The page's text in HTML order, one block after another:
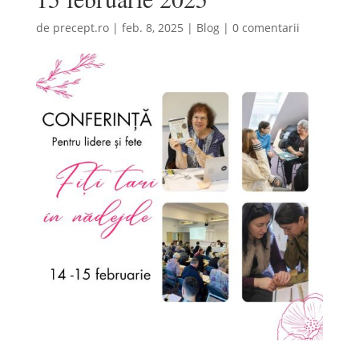
de precept.ro| feb. 8, 2025 | Blog| 0 comentarii